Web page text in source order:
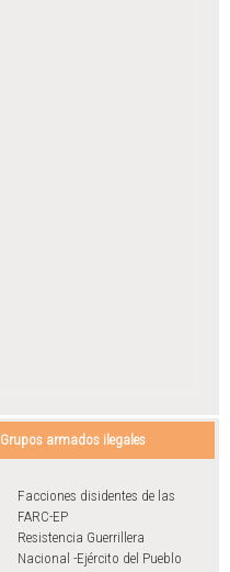
Grupos armados ilegales
Facciones disidentes de las
FARC-EP
Resistencia Guerrillera
Nacional -Ejército del Pueblo